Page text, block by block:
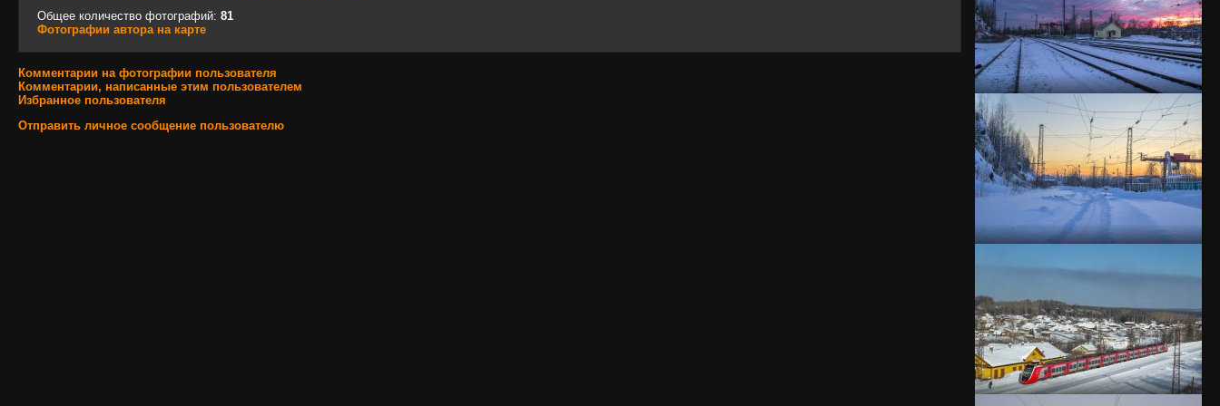
Общее количество фотографий: 81
Фотографии автора на карте
Комментарии на фотографии пользователя
Комментарии, написанные этим пользователем
Избранное пользователя
Отправить личное сообщение пользователю